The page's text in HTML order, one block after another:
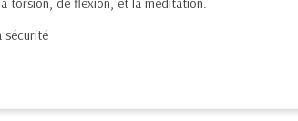
torsion, de flexion, et la méditation.
sécurité